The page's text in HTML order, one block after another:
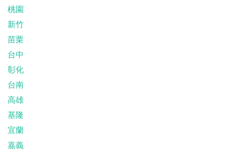
桃園
新竹
苗栗
台中
彰化
台南
高雄
基隆
宜蘭
嘉義